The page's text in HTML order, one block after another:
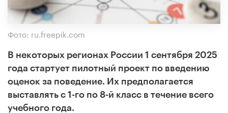
Фото: ru.freepik.com
В некоторых регионах России 1 сентября 2025
года стартует пилотный проект по введению
оценок за поведение. Их предполагается
выставлять с 1-го по 8-й класс в течение всего
учебного года.